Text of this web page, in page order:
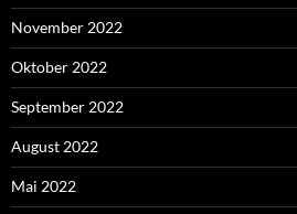
November 2022
Oktober 2022
September 2022
August 2022
Mai 2022